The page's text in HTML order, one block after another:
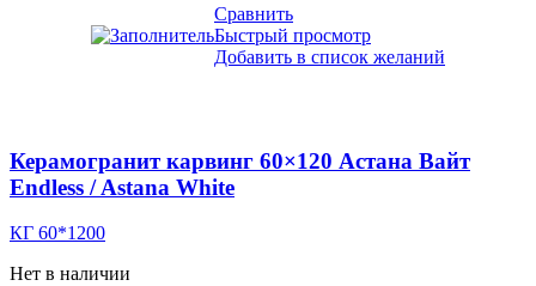
Сравнить
Быстрый просмотр
Добавить в список желаний
Керамогранит карвинг 60×120 Астана Вайт
Endless / Astana White
КГ 60*1200
Нет в наличии